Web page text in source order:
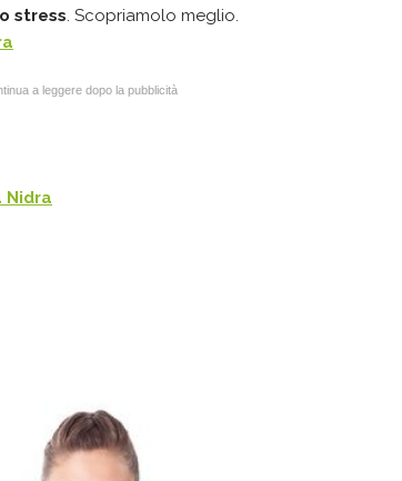
stress. Scopriamolo meglio.
a leggere dopo la pubblicità
Nidra